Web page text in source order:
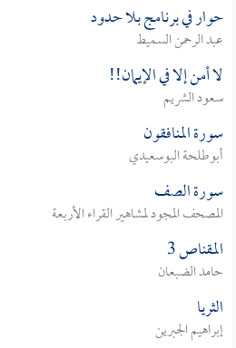
حوار في برنامج بلا حدود
عبد الرحمن السميط
لا أمن إلا في الإيمان!!
سعود الشريم
سورة المنافقون
أبوطلحة البوسعيدي
سورة الصف
المصحف المجود لمشاهير القراء الأربعة
المقناص 3
حامد الضبعان
الثريا
إبراهيم الجبرين